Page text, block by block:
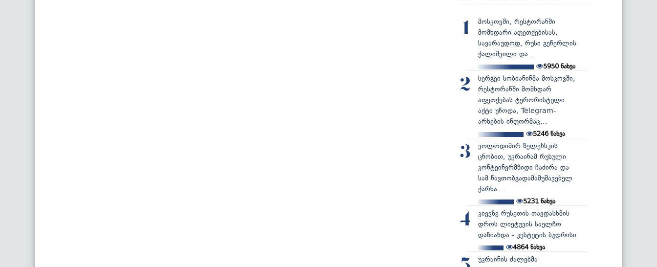
1
მოსკოვში, რესტორანში
მომხდარი აფეთქებისას,
სავარაუდოდ, რუსი გენერლის
ქალიშვილი და...
5950ნახვა
2
სერგეი სობიანინმა მოსკოვში,
რესტორანში მომხდარ
აფეთქებას ტერორისტული
აქტი უწოდა, Telegram-
არხების ინფორმაც...
5246ნახვა
3
ვოლოდიმირ ზელენსკის
ცნობით, უკრაინამ რუსული
კონტეინერმზიდი ჩაძირა და
სამ ნავთობგადამამუშავებელ
ქარხა...
5231ნახვა
4
კიევზე რუსეთის თავდასხმის
დროს ლიეტუვის საელჩო
დაზიანდა - კესტუტის ბუდრისი
4864ნახვა
უკრაინის ძალებმა